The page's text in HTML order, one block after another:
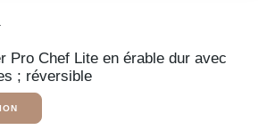
UNE VERSION
Pro Chef Lite en érable dur avec
; réversible